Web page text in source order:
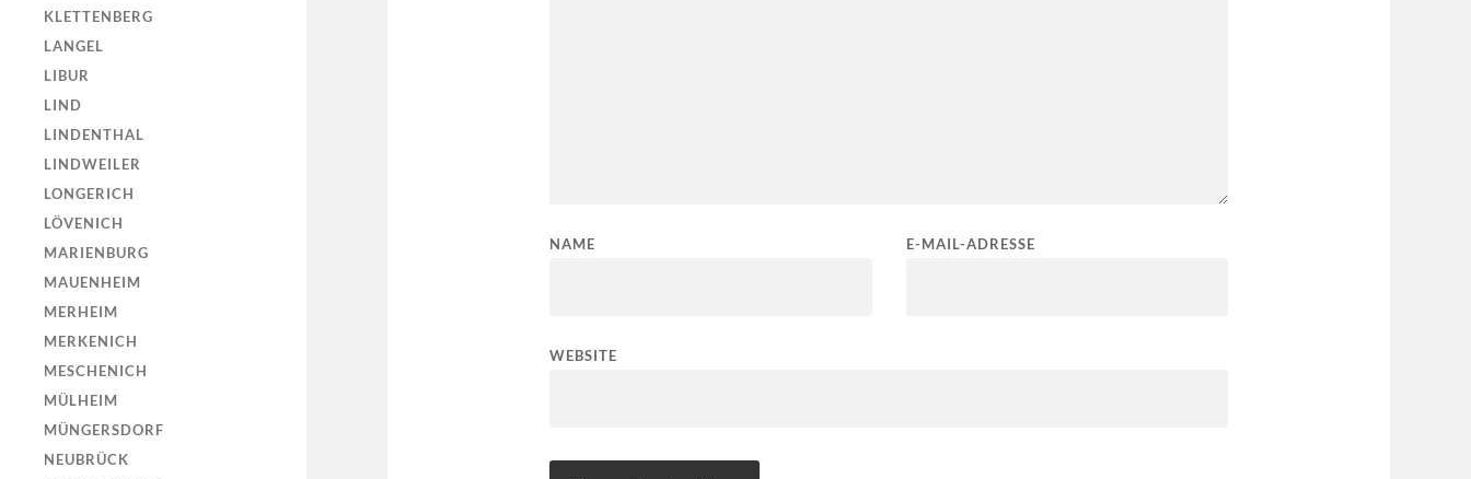
KLETTENBERG
LANGEL
LIBUR
LIND
LINDENTHAL
LINDWEILER
LONGERICH
LÖVENICH
MARIENBURG
MAUENHEIM
MERHEIM
MERKENICH
MESCHENICH
MÜLHEIM
MÜNGERSDORF
NEUBRÜCK
NAME E-MAIL-ADRESSE
WEBSITE